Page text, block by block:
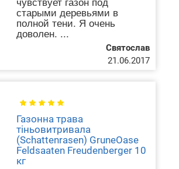
старыми деревьями в
полной тени. Я очень
доволен. ...
Святослав
21.06.2017
Газонна трава
тіньовитривала
(Schattenrasen) GruneOase
Feldsaaten Freudenberger 10
кг